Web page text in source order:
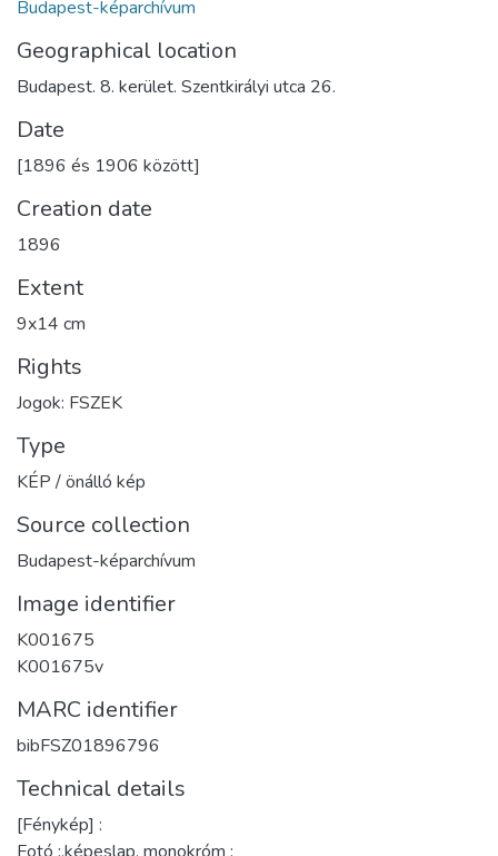
Budapest-képarchívum
Geographical location
Budapest. 8. kerület. Szentkirályi utca 26.
Date
[1896 és 1906 között]
Creation date
1896
Extent
9x14 cm
Rights
Jogok: FSZEK
Type
KÉP / önálló kép
Source collection
Budapest-képarchívum
Image identifier
K001675
K001675v
MARC identifier
bibFSZ01896796
Technical details
[Fénykép] :